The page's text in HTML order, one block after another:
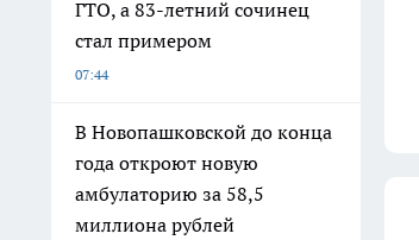
ГТО, а 83-летний сочинец
стал примером
07:44
В Новопашковской до конца
года откроют новую
амбулаторию за 58,5
миллиона рублей